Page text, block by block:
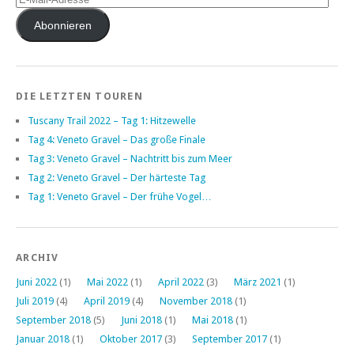
Mail-
AdresseAbonnieren
DIE LETZTEN TOUREN
Tuscany Trail 2022 – Tag 1: Hitzewelle
Tag 4: Veneto Gravel – Das große Finale
Tag 3: Veneto Gravel – Nachtritt bis zum Meer
Tag 2: Veneto Gravel – Der härteste Tag
Tag 1: Veneto Gravel – Der frühe Vogel…
ARCHIV
Juni 2022 (1) Mai 2022 (1) April 2022 (3) März 2021 (1)
Juli 2019 (4) April 2019 (4) November 2018 (1)
September 2018 (5) Juni 2018 (1) Mai 2018 (1)
Januar 2018 (1) Oktober 2017 (3) September 2017 (1)